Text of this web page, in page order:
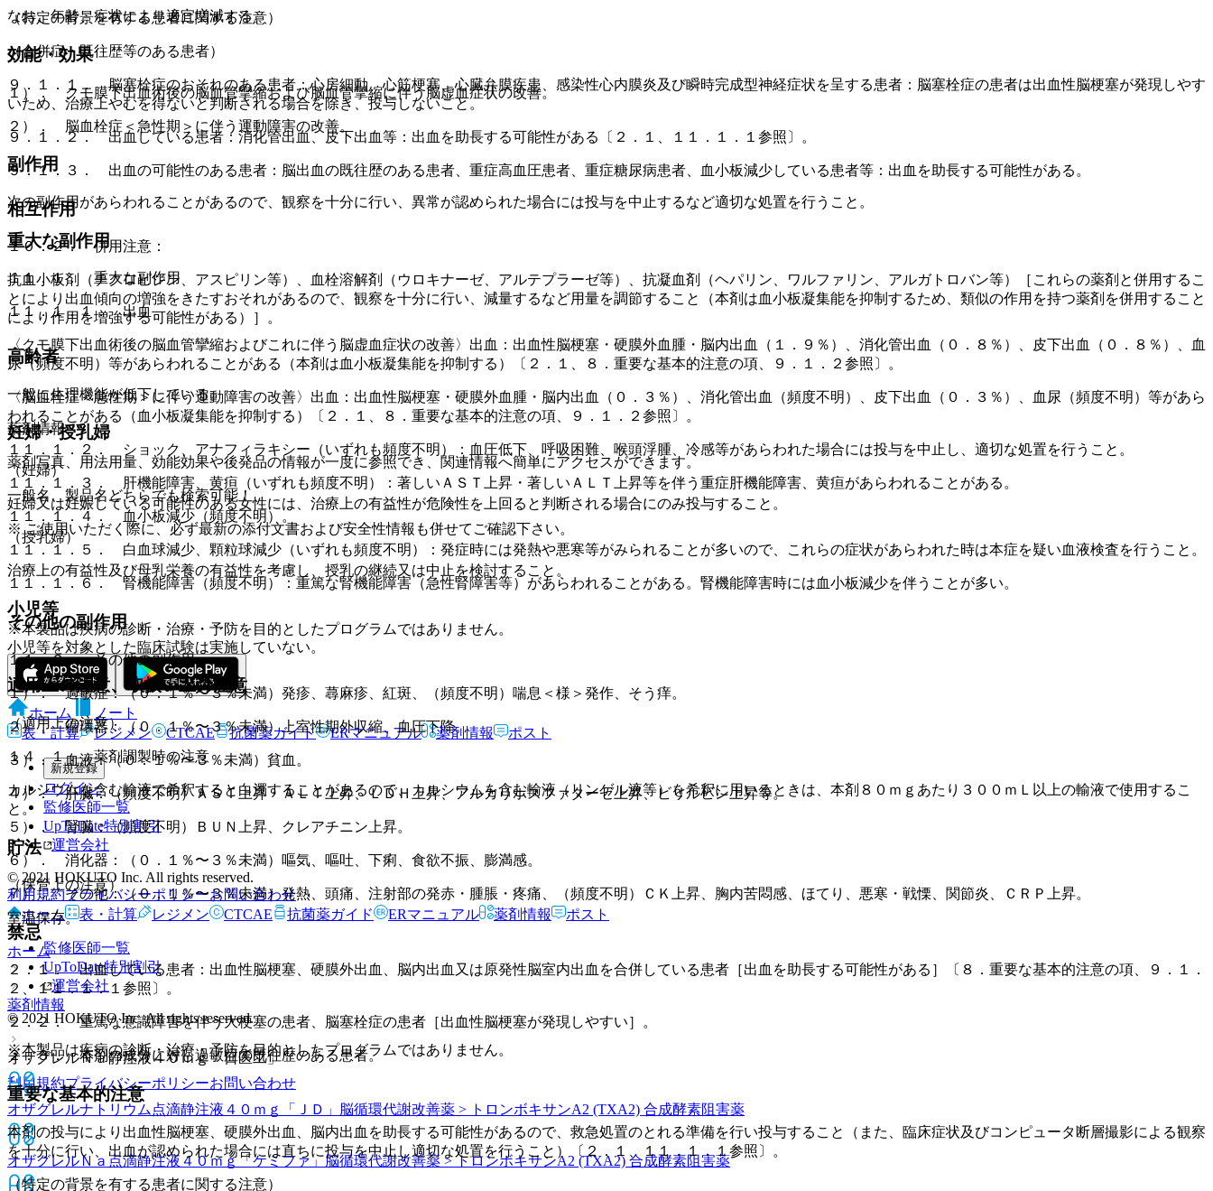
（特定の背景を有する患者に関する注意）
（合併症・既往歴等のある患者）
９．１．１． 脳塞栓症のおそれのある患者：心房細動、心筋梗塞、心臓弁膜疾患、感染性心内膜炎及び瞬時完成型神経症状を呈する患者：脳塞栓症の患者は出血性脳梗塞が発現しやす
いため、治療上やむを得ないと判断される場合を除き、投与しないこと。
９．１．２． 出血している患者：消化管出血、皮下出血等：出血を助長する可能性がある〔２．１、１１．１．１参照〕。
９．１．３． 出血の可能性のある患者：脳出血の既往歴のある患者、重症高血圧患者、重症糖尿病患者、血小板減少している患者等：出血を助長する可能性がある。
相互作用
１０．２． 併用注意：
抗血小板剤（チクロピジン、アスピリン等）、血栓溶解剤（ウロキナーゼ、アルテプラーゼ等）、抗凝血剤（ヘパリン、ワルファリン、アルガトロバン等）［これらの薬剤と併用するこ
とにより出血傾向の増強をきたすおそれがあるので、観察を十分に行い、減量するなど用量を調節すること（本剤は血小板凝集能を抑制するため、類似の作用を持つ薬剤を併用すること
により作用を増強する可能性がある）］。
高齢者
一般に生理機能が低下している。
妊婦・授乳婦
（妊婦）
妊婦又は妊娠している可能性のある女性には、治療上の有益性が危険性を上回ると判断される場合にのみ投与すること。
（授乳婦）
治療上の有益性及び母乳栄養の有益性を考慮し、授乳の継続又は中止を検討すること。
小児等
小児等を対象とした臨床試験は実施していない。
適用上の注意、取扱い上の注意
（適用上の注意）
１４．１． 薬剤調製時の注意
カルシウムを含む輸液で希釈すると白濁することがあるので、カルシウムを含む輸液（リンゲル液等）を希釈に用いるときは、本剤８０ｍｇあたり３００ｍＬ以上の輸液で使用するこ
と。
貯法
（保管上の注意）
室温保存。
ホーム
薬剤情報
オザグレルＮａ静注液４０ｍｇ「日医工」
オザグレルナトリウム点滴静注液４０ｍｇ「ＪＤ」 脳循環代謝改善薬 > トロンボキサンA2 (TXA2) 合成酵素阻害薬
オザグレルＮａ点滴静注液４０ｍｇ「ケミファ」脳循環代謝改善薬 > トロンボキサンA2 (TXA2) 合成酵素阻害薬
なお、年齢、症状により適宜増減する。
効能・効果
１）． クモ膜下出血術後の脳血管攣縮および脳血管攣縮に伴う脳虚血症状の改善。
２）． 脳血栓症＜急性期＞に伴う運動障害の改善。
副作用
次の副作用があらわれることがあるので、観察を十分に行い、異常が認められた場合には投与を中止するなど適切な処置を行うこと。
重大な副作用
１１．１． 重大な副作用
１１．１．１． 出血
〈クモ膜下出血術後の脳血管攣縮およびこれに伴う脳虚血症状の改善〉出血：出血性脳梗塞・硬膜外血腫・脳内出血（１．９％）、消化管出血（０．８％）、皮下出血（０．８％）、血
尿（頻度不明）等があらわれることがある（本剤は血小板凝集能を抑制する）〔２．１、８．重要な基本的注意の項、９．１．２参照〕。
〈脳血栓症＜急性期＞に伴う運動障害の改善〉出血：出血性脳梗塞・硬膜外血腫・脳内出血（０．３％）、消化管出血（頻度不明）、皮下出血（０．３％）、血尿（頻度不明）等があら
われることがある（血小板凝集能を抑制する）〔２．１、８．重要な基本的注意の項、９．１．２参照〕。
１１．１．２． ショック、アナフィラキシー（いずれも頻度不明）：血圧低下、呼吸困難、喉頭浮腫、冷感等があらわれた場合には投与を中止し、適切な処置を行うこと。
１１．１．３． 肝機能障害、黄疸（いずれも頻度不明）：著しいＡＳＴ上昇・著しいＡＬＴ上昇等を伴う重症肝機能障害、黄疸があらわれることがある。
１１．１．４． 血小板減少（頻度不明）。
１１．１．５． 白血球減少、顆粒球減少（いずれも頻度不明）：発症時には発熱や悪寒等がみられることが多いので、これらの症状があらわれた時は本症を疑い血液検査を行うこと。
１１．１．６． 腎機能障害（頻度不明）：重篤な腎機能障害（急性腎障害等）があらわれることがある。腎機能障害時には血小板減少を伴うことが多い。
その他の副作用
１１．２． その他の副作用
１）． 過敏症：（０．１％〜３％未満）発疹、蕁麻疹、紅斑、（頻度不明）喘息＜様＞発作、そう痒。
２）． 循環器：（０．１％〜３％未満）上室性期外収縮、血圧下降。
３）． 血液：（０．１％〜３％未満）貧血。
４）． 肝臓：（頻度不明）ＡＳＴ上昇・ＡＬＴ上昇、ＬＤＨ上昇、アルカリホスファターゼ上昇、ビリルビン上昇等。
５）． 腎臓：（頻度不明）ＢＵＮ上昇、クレアチニン上昇。
６）． 消化器：（０．１％〜３％未満）嘔気、嘔吐、下痢、食欲不振、膨満感。
７）． その他：（０．１％〜３％未満）発熱、頭痛、注射部の発赤・腫脹・疼痛、（頻度不明）ＣＫ上昇、胸内苦悶感、ほてり、悪寒・戦慄、関節炎、ＣＲＰ上昇。
禁忌
２．１． 出血している患者：出血性脳梗塞、硬膜外出血、脳内出血又は原発性脳室内出血を合併している患者［出血を助長する可能性がある］〔８．重要な基本的注意の項、９．１．
２、１１．１．１参照〕。
２．２． 重篤な意識障害を伴う大梗塞の患者、脳塞栓症の患者［出血性脳梗塞が発現しやすい］。
２．３． 本剤の成分に対し過敏症の既往歴のある患者。
重要な基本的注意
本剤の投与により出血性脳梗塞、硬膜外出血、脳内出血を助長する可能性があるので、救急処置のとれる準備を行い投与すること（また、臨床症状及びコンピュータ断層撮影による観察
を十分に行い、出血が認められた場合には直ちに投与を中止し適切な処置を行うこと）〔２．１、１１．１．１参照〕。
（特定の背景を有する患者に関する注意）
薬剤情報
薬剤写真、用法用量、効能効果や後発品の情報が一度に参照でき、関連情報へ簡単にアクセスができます。
一般名、製品名どちらでも検索可能！
※ ご使用いただく際に、必ず最新の添付文書および安全性情報も併せてご確認下さい。
※本製品は疾病の診断・治療・予防を目的としたプログラムではありません。
ホーム
ノート
表・計算
レジメン CTCAE 抗菌薬ガイド ERマニュアル 薬剤情報 ポスト
新規登録
ログイン
監修医師一覧
UpToDate特別割引
運営会社
© 2021 HOKUTO Inc. All rights reserved.
利用規約プライバシーポリシーお問い合わせ
ホーム
表・計算 レジメン CTCAE 抗菌薬ガイド ERマニュアル 薬剤情報 ポスト
監修医師一覧
UpToDate特別割引
運営会社
© 2021 HOKUTO Inc. All rights reserved.
※本製品は疾病の診断・治療・予防を目的としたプログラムではありません。
利用規約プライバシーポリシーお問い合わせ